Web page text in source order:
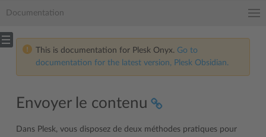
Documentation
This is documentation for Plesk Onyx. Go to
documentation for the latest version, Plesk Obsidian.
Envoyer le contenu
Dans Plesk, vous disposez de deux méthodes pratiques pour